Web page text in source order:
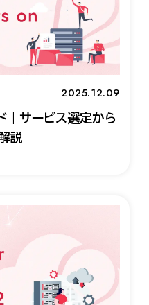
2025.12.09
｜サービス選定から
説